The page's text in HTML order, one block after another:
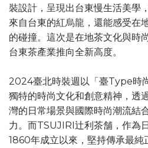
裝設計，呈現出台東慢生活美學
來自台東的紅烏龍，還能感受在
的碰撞。這次是在地茶文化與時
台東茶產業推向全新高度。
2024臺北時裝週以「臺Type時
獨特的時尚文化和創意精神，透
灣的日常場景與國際時尚潮流結
力。而TSUJIRI辻利茶舗，作為
1860年成立以來，堅持傳承最純